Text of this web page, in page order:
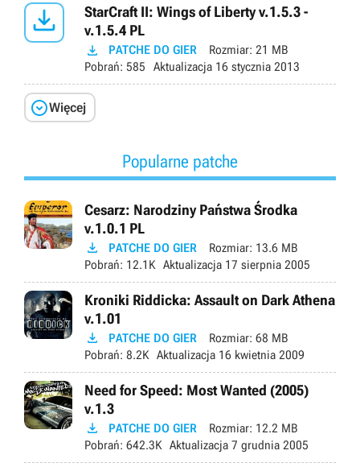

StarCraft II: Wings of Liberty v.1.5.3 -
v.1.5.4 PL
 PATCHE DO GIER Rozmiar: 21 MB
Pobrań: 585 Aktualizacja 16 stycznia 2013
Więcej
Popularne patche
Cesarz: Narodziny Państwa Środka
v.1.0.1 PL
 PATCHE DO GIER Rozmiar: 13.6 MB
Pobrań: 12.1K Aktualizacja 17 sierpnia 2005
Kroniki Riddicka: Assault on Dark Athena
v.1.01
 PATCHE DO GIER Rozmiar: 68 MB
Pobrań: 8.2K Aktualizacja 16 kwietnia 2009
Need for Speed: Most Wanted (2005)
v.1.3
 PATCHE DO GIER Rozmiar: 12.2 MB
Pobrań: 642.3K Aktualizacja 7 grudnia 2005